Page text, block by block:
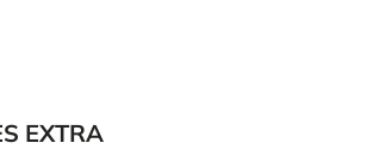
EXTRA